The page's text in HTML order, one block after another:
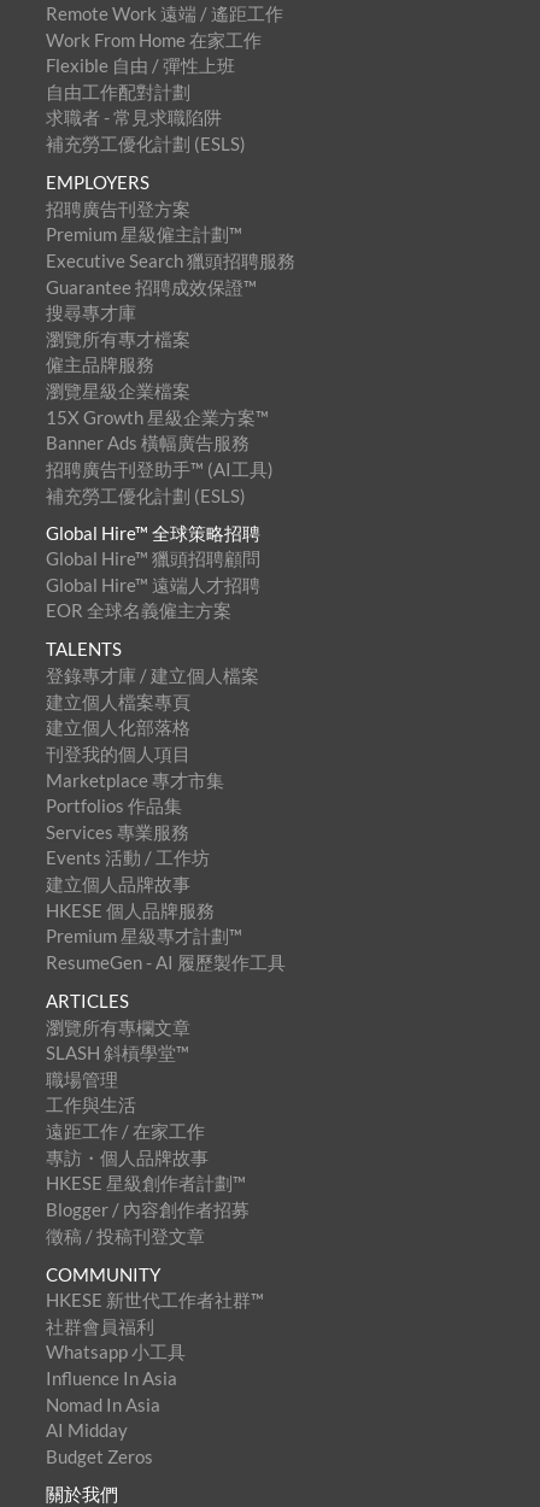
Remote Work 遠端 / 遙距工作
Work From Home 在家工作
Flexible 自由 / 彈性上班
自由工作配對計劃
求職者 - 常見求職陷阱
補充勞工優化計劃 (ESLS)
EMPLOYERS
招聘廣告刊登方案
Premium 星級僱主計劃™
Executive Search 獵頭招聘服務
Guarantee 招聘成效保證™
搜尋專才庫
瀏覽所有專才檔案
僱主品牌服務
瀏覽星級企業檔案
15X Growth 星級企業方案™
Banner Ads 橫幅廣告服務
招聘廣告刊登助手™ (AI工具)
補充勞工優化計劃 (ESLS)
Global Hire™ 全球策略招聘
Global Hire™ 獵頭招聘顧問
Global Hire™ 遠端人才招聘
EOR 全球名義僱主方案
TALENTS
登錄專才庫 / 建立個人檔案
建立個人檔案專頁
建立個人化部落格
刊登我的個人項目
Marketplace 專才市集
Portfolios 作品集
Services 專業服務
Events 活動 / 工作坊
建立個人品牌故事
HKESE 個人品牌服務
Premium 星級專才計劃™
ResumeGen - AI 履歷製作工具
ARTICLES
瀏覽所有專欄文章
SLASH 斜槓學堂™
職場管理
工作與生活
遠距工作 / 在家工作
專訪・個人品牌故事
HKESE 星級創作者計劃™
Blogger / 內容創作者招募
徵稿 / 投稿刊登文章
COMMUNITY
HKESE 新世代工作者社群™
社群會員福利
Whatsapp 小工具
Influence In Asia
Nomad In Asia
AI Midday
Budget Zeros
關於我們